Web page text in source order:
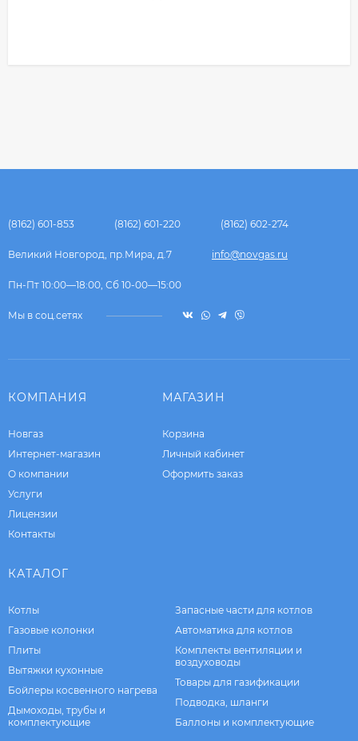
(8162) 601-853 (8162) 601-220 (8162) 602-274
Великий Новгород, пр.Мира, д.7 info@novgas.ru
Пн-Пт 10:00—18:00, Сб 10-00—15:00
Мы в соц.сетях
КОМПАНИЯ
Новгаз
Интернет-магазин
О компании
Услуги
Лицензии
Контакты
МАГАЗИН
Корзина
Личный кабинет
Оформить заказ
КАТАЛОГ
Котлы
Газовые колонки
Плиты
Вытяжки кухонные
Бойлеры косвенного нагрева
Дымоходы, трубы и
комплектующие
Запасные части для котлов
Автоматика для котлов
Комплекты вентиляции и
воздуховоды
Товары для газификации
Подводка, шланги
Баллоны и комплектующие